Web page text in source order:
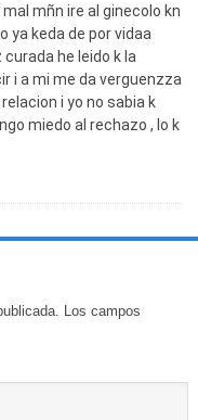
mñn ire al ginecolo kn
ya keda de por vidaa
he leido k la
i a mi me da verguenzza
i yo no sabia k
miedo al rechazo , lo k
Los campos